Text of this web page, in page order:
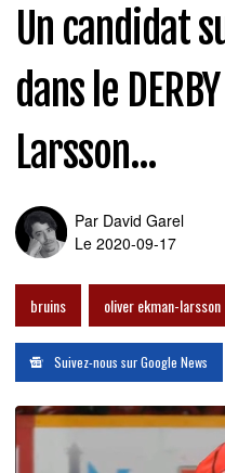
Un candidat
dans le
Larsson...
Par David Garel
Le 2020-09-17
bruins oliver ekman-larsson
Suivez-nous sur Google News